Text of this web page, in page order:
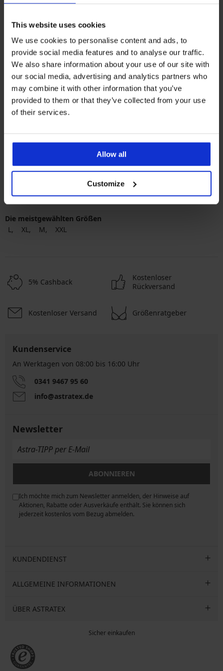
This website uses cookies
We use cookies to personalise content and ads, to
provide social media features and to analyse our traffic.
We also share information about your use of our site with
our social media, advertising and analytics partners who
may combine it with other information that you’ve
provided to them or that they’ve collected from your use
of their services.
Allow all
Customize
2er-PACK Baumwoll-Pants
Raiden
Rabatt
20,29 €Alter Preis
28,99 €
JACK & JONES
Die meistgewählten Farben
Schwarz
Blau mehrfarbig Beige
Die meistgewählten Größen
L
XL M XXL
5% Cashback
Kostenloser
Rückversand
Kostenloser Versand Größenratgeber
Kundenservice
An Werktagen von 08:00 bis 16:00 Uhr
0341 9467 95 60
info@astratex.de
Newsletter
ABONNIEREN
Ich möchte mich zum Newsletter anmelden, der Hinweise auf
Aktionen, Rabatte oder Ausverkäufe enthält. Sie können sich
jederzeit kostenlos vom Bezug abmelden.
KUNDENDIENST
ALLGEMEINE INFORMATIONEN
ÜBER ASTRATEX
Sicher einkaufen